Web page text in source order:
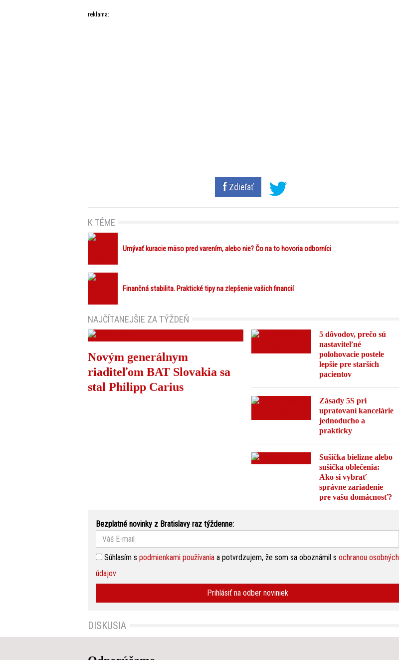
reklama:
Zdieľať
K TÉME
Umývať kuracie mäso pred varením, alebo nie? Čo na to hovoria odborníci
Finančná stabilita. Praktické tipy na zlepšenie vašich financií
NAJČÍTANEJŠIE ZA TÝŽDEŇ
Novým generálnym
riaditeľom BAT Slovakia sa
stal Philipp Carius
5 dôvodov, prečo sú
nastaviteľné
polohovacie postele
lepšie pre starších
pacientov
Zásady 5S pri
upratovaní kancelárie
jednoducho a
prakticky
Sušička bielizne alebo
sušička oblečenia:
Ako si vybrať
správne zariadenie
pre vašu domácnosť?
Bezplatné novinky z Bratislavy raz týždenne:
Súhlasím s podmienkami používania a potvrdzujem, že som sa oboznámil s ochranou osobných
údajov
Prihlásiť na odber noviniek
DISKUSIA